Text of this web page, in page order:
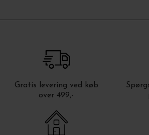
Gratis levering ved køb
over 499,-